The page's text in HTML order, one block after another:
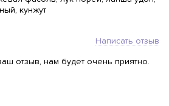
кунжут
Написать отзыв
отзыв, нам будет очень приятно.